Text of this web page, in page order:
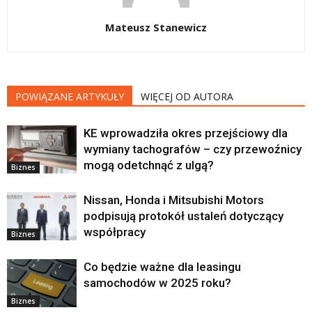
Mateusz Stanewicz
POWIĄZANE ARTYKUŁY WIĘCEJ OD AUTORA
Biznes
KE wprowadziła okres przejściowy dla
wymiany tachografów – czy przewoźnicy
mogą odetchnąć z ulgą?
Biznes
Nissan, Honda i Mitsubishi Motors
podpisują protokół ustaleń dotyczący
współpracy
Biznes
Co będzie ważne dla leasingu
samochodów w 2025 roku?